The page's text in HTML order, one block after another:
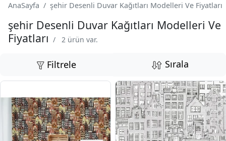
AnaSayfa şehir Desenli Duvar Kağıtları Modelleri Ve Fiyatları
şehir Desenli Duvar Kağıtları Modelleri Ve
Fiyatları / 2 ürün var.
Filtrele Sırala